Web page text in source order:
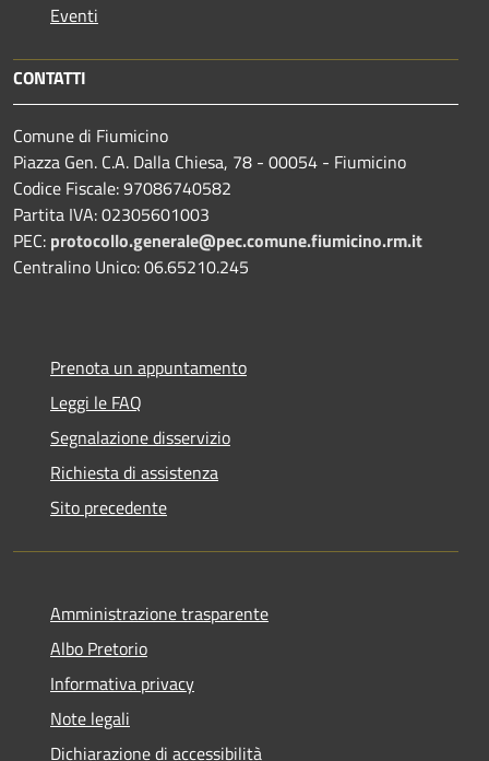
Eventi
CONTATTI
Comune di Fiumicino
Piazza Gen. C.A. Dalla Chiesa, 78 - 00054 - Fiumicino
Codice Fiscale: 97086740582
Partita IVA: 02305601003
PEC: protocollo.generale@pec.comune.fiumicino.rm.it
Centralino Unico: 06.65210.245
Prenota un appuntamento
Leggi le FAQ
Segnalazione disservizio
Richiesta di assistenza
Sito precedente
Amministrazione trasparente
Albo Pretorio
Informativa privacy
Note legali
Dichiarazione di accessibilità